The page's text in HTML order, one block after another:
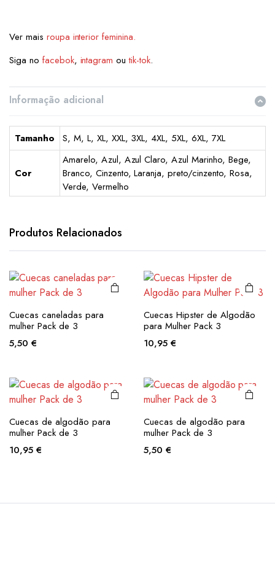
Ver mais roupa interior feminina.
Siga no facebok, intagram outik-tok.
Informação adicional
Tamanho S, M, L, XL, XXL, 3XL, 4XL, 5XL, 6XL, 7XL
Cor
Amarelo, Azul, Azul Claro, Azul Marinho, Bege,
Branco, Cinzento, Laranja, preto/cinzento, Rosa,
Verde, Vermelho
Produtos Relacionados
This
has
The
options
chosen
Cuecas caneladas para
mulher Pack de 3
5,50 €
This
The
options
chosen
Cuecas Hipster de Algodão
para Mulher Pack 3
10,95 €
product
The
options
chosen
Cuecas de algodão para
mulher Pack de 3
10,95 €
This
product
The
options
chosen
Cuecas de algodão para
mulher Pack de 3
5,50 €